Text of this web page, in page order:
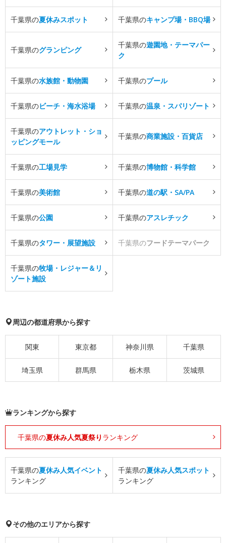
千葉県の夏休みスポット 千葉県のキャンプ場・BBQ場
千葉県のグランピング
千葉県の遊園地・テーマパー
ク
千葉県の水族館・動物園 千葉県のプール
千葉県のビーチ・海水浴場 千葉県の温泉・スパリゾート
千葉県のアウトレット・ショ
ッピングモール
千葉県の商業施設・百貨店
千葉県の工場見学 千葉県の博物館・科学館
千葉県の美術館 千葉県の道の駅・SA/PA
千葉県の公園 千葉県のアスレチック
千葉県のタワー・展望施設 千葉県のフードテーマパーク
千葉県の牧場・レジャー＆リ
ゾート施設
周辺の都道府県から探す
関東 東京都 神奈川県 千葉県
埼玉県 群馬県 栃木県 茨城県
ランキングから探す
千葉県の夏休み人気夏祭り ランキング
千葉県の夏休み人気イベント
ランキング
千葉県の夏休み人気スポット
ランキング
その他のエリアから探す